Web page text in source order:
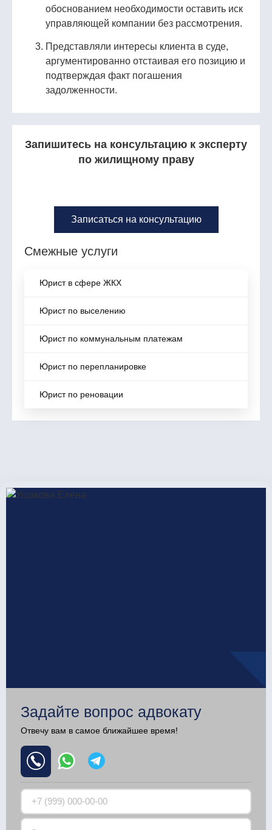
обоснованием необходимости оставить иск
управляющей компании без рассмотрения.
Представляли интересы клиента в суде,
аргументированно отстаивая его позицию и
подтверждая факт погашения
задолженности.
Запишитесь на консультацию к эксперту
по жилищному праву
Записаться на консультацию
Смежные услуги
Юрист в сфере ЖКХ
Юрист по выселению
Юрист по коммунальным платежам
Юрист по перепланировке
Юрист по реновации
Задайте вопрос адвокату
Отвечу вам в самое ближайшее время!